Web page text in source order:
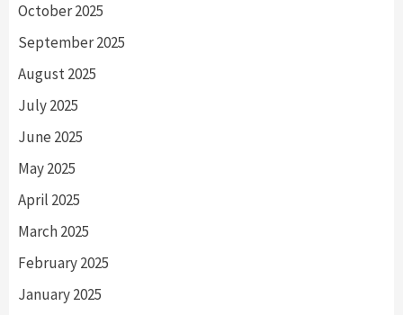
October 2025
September 2025
August 2025
July 2025
June 2025
May 2025
April 2025
March 2025
February 2025
January 2025